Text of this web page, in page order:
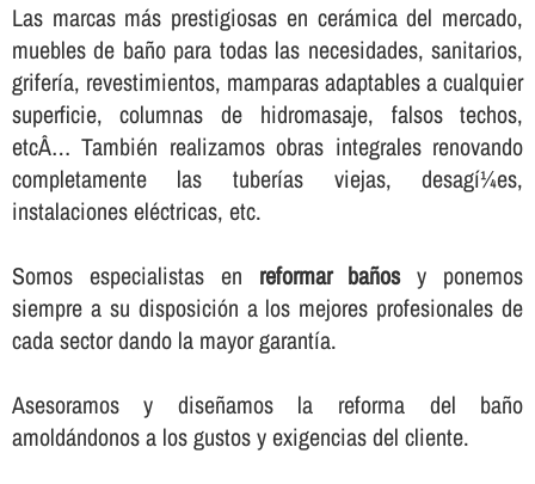
Las marcas más prestigiosas en cerámica del mercado,
muebles de baño para todas las necesidades, sanitarios,
griferí­a, revestimientos, mamparas adaptables a cualquier
superficie, columnas de hidromasaje, falsos techos,
etcÂ… También realizamos obras integrales renovando
completamente las tuberí­as viejas, desagí¼es,
instalaciones eléctricas, etc.
Somos especialistas en reformar bañosy ponemos
siempre a su disposición a los mejores profesionales de
cada sector dando la mayor garantí­a.
Asesoramos y diseñamos la reforma del baño
amoldándonos a los gustos y exigencias del cliente.